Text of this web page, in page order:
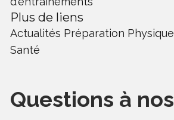
Plus de liens
Actualités Préparation Physique
Santé
Questions à nos